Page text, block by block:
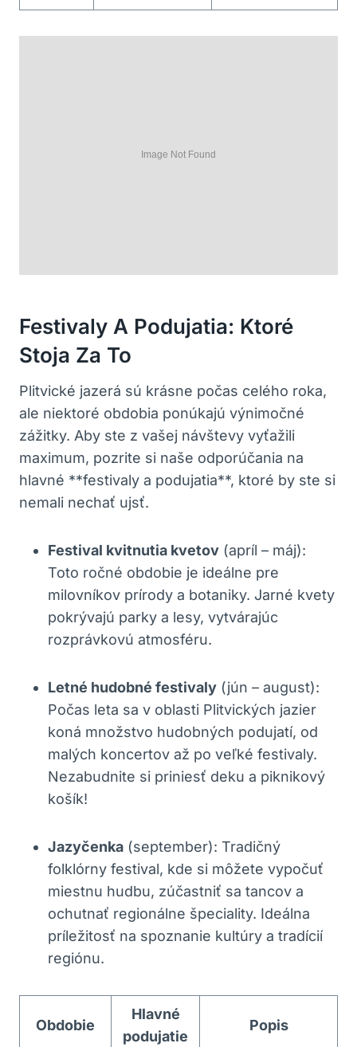
Festivaly A Podujatia: Ktoré
Stoja Za To
Plitvické jazerá sú krásne počas celého roka,
ale niektoré obdobia ponúkajú výnimočné
zážitky. Aby ste z vašej návštevy vyťažili
maximum, pozrite si naše odporúčania na
hlavné **festivaly a podujatia**, ktoré by ste si
nemali nechať ujsť.
Festival kvitnutia kvetov (apríl – máj):
Toto ročné obdobie je ideálne pre
milovníkov prírody a botaniky. Jarné kvety
pokrývajú parky a lesy, vytvárajúc
rozprávkovú atmosféru.
Letné hudobné festivaly (jún – august):
Počas leta sa v oblasti Plitvických jazier
koná množstvo hudobných podujatí, od
malých koncertov až po veľké festivaly.
Nezabudnite si priniesť deku a piknikový
košík!
Jazyčenka (september): Tradičný
folklórny festival, kde si môžete vypočuť
miestnu hudbu, zúčastniť sa tancov a
ochutnať regionálne špeciality. Ideálna
príležitosť na spoznanie kultúry a tradícií
regiónu.
Obdobie
Hlavné
podujatie
Popis